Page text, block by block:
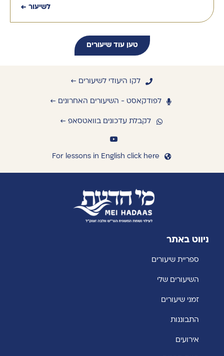
לשיעור ←
טען עוד שיעורים
לקו היעודי לשיעורים ←
לפודקאסט - השיעורים האחרונים ←
לקבלת עדכונים בוואטסאפ ←
For lessons in English click here
ניווט באתר
ספריית שיעורים
השיעורים שלי
זמני שיעורים
התבוננות
אירועים